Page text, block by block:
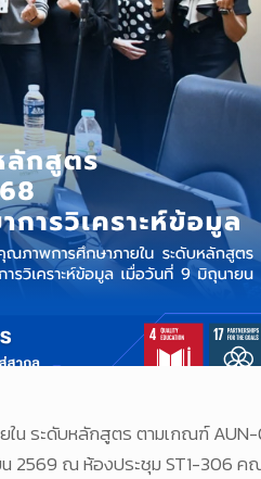
น ระดับหลักสูตร ตามเกณฑ์ AUN-
2569 ณ ห้องประชุม ST1-306 ค